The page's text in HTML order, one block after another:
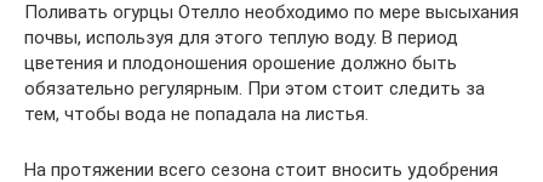
Поливать огурцы Отелло необходимо по мере высыхания
почвы, используя для этого теплую воду. В период
цветения и плодоношения орошение должно быть
обязательно регулярным. При этом стоит следить за
тем, чтобы вода не попадала на листья.
На протяжении всего сезона стоит вносить удобрения